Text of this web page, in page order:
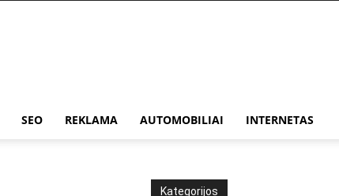
SEO REKLAMA AUTOMOBILIAI INTERNETAS
Kategorijos